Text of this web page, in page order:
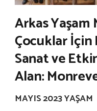
Arkas Yaşam
Çocuklar
Sanat ve
Alan:
MAYIS 2023 YAŞAM